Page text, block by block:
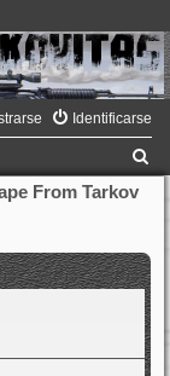
Identificarse
From Tarkov